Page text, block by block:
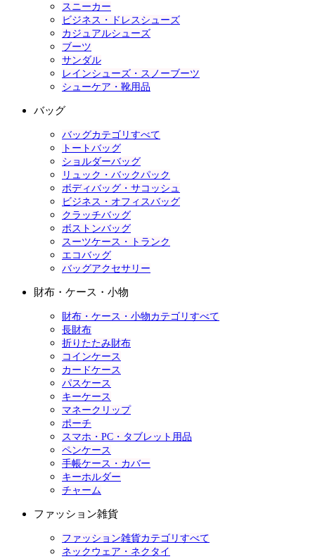
スニーカー
ビジネス・ドレスシューズ
カジュアルシューズ
ブーツ
サンダル
レインシューズ・スノーブーツ
シューケア・靴用品
バッグ
バッグカテゴリすべて
トートバッグ
ショルダーバッグ
リュック・バックパック
ボディバッグ・サコッシュ
ビジネス・オフィスバッグ
クラッチバッグ
ボストンバッグ
スーツケース・トランク
エコバッグ
バッグアクセサリー
財布・ケース・小物
財布・ケース・小物カテゴリすべて
長財布
折りたたみ財布
コインケース
カードケース
パスケース
キーケース
マネークリップ
ポーチ
スマホ・PC・タブレット用品
ペンケース
手帳ケース・カバー
キーホルダー
チャーム
ファッション雑貨
ファッション雑貨カテゴリすべて
ネックウェア・ネクタイ